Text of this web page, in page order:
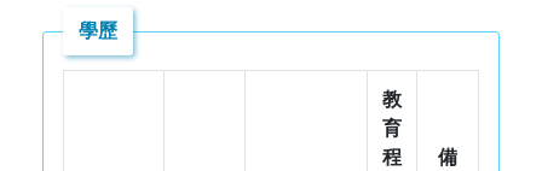
學歷
教
育
程
備